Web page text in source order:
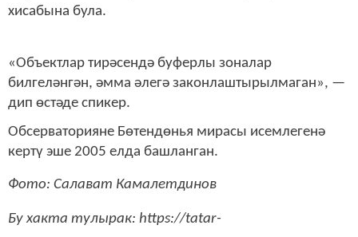
хисабына була.
«Объектлар тирәсендә буферлы зоналар
билгеләнгән, әмма әлегә законлаштырылмаган», —
дип өстәде спикер.
Обсерваторияне Бөтендөнья мирасы исемлегенә
кертү эше 2005 елда башланган.
Фото: Салават Камалетдинов
Бу хакта тулырак: https://tatar-